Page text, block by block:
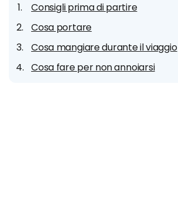
Consigli prima di partire
Cosa portare
Cosa mangiare durante il viaggio
Cosa fare per non annoiarsi